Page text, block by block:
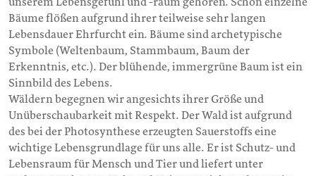
Bäume flößen aufgrund ihrer teilweise sehr langen
Lebensdauer Ehrfurcht ein. Bäume sind archetypische
Symbole (Weltenbaum, Stammbaum, Baum der
Erkenntnis, etc.). Der blühende, immergrüne Baum ist ein
Sinnbild des Lebens.
Wäldern begegnen wir angesichts ihrer Größe und
Unüberschaubarkeit mit Respekt. Der Wald ist aufgrund
des bei der Photosynthese erzeugten Sauerstoffs eine
wichtige Lebensgrundlage für uns alle. Er ist Schutz- und
Lebensraum für Mensch und Tier und liefert unter